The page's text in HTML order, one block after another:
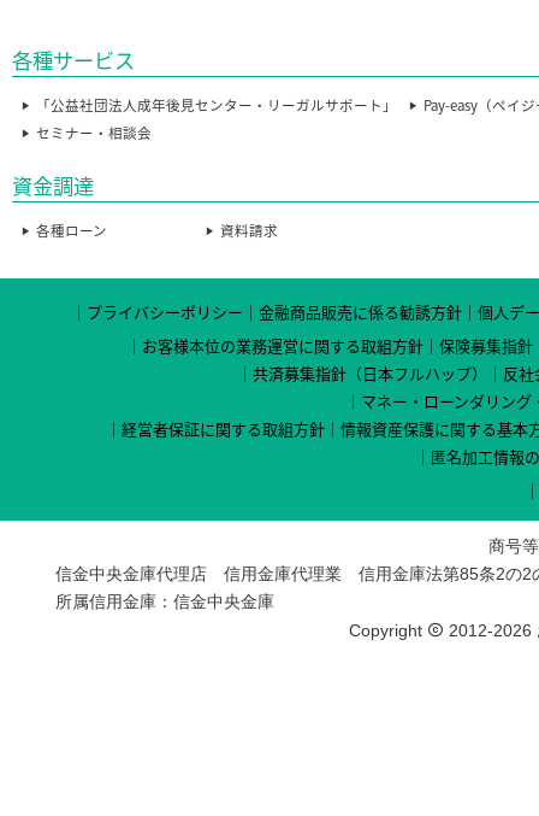
各種サービス
「公益社団法人成年後見センター・リーガルサポート」
Pay-easy（ペイ
セミナー・相談会
資金調達
各種ローン 資料請求
プライバシーポリシー 金融商品販売に係る勧誘方針
個人デ
お客様本位の業務運営に関する取組方針
保険募集指針
共済募集指針（日本フルハップ）
反
マネー・ローンダリン
経営者保証に関する取組方針
情報資産保護に関する基本
匿名加工情報
商号
信金中央金庫代理店 信用金庫代理業 信用金庫法第85条2の2
所属信用金庫：信金中央金庫
Copyright
2012-2026